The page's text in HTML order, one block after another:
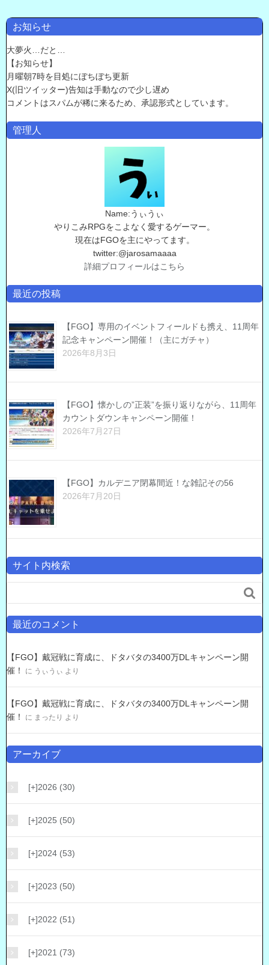
お知らせ
大夢火…だと…
【お知らせ】
月曜朝7時を目処にぼちぼち更新
X(旧ツイッター)告知は手動なので少し遅め
コメントはスパムが稀に来るため、承認形式としています。
管理人
Name:うぃうぃ
やりこみRPGをこよなく愛するゲーマー。
現在はFGOを主にやってます。
twitter:@jarosamaaaa
詳細プロフィールはこちら
最近の投稿
【FGO】専用のイベントフィールドも携え、11周年
記念キャンペーン開催！（主にガチャ）
2026年8月3日
【FGO】懐かしの”正装”を振り返りながら、11周年
カウントダウンキャンペーン開催！
2026年7月27日
【FGO】カルデニア閉幕間近！な雑記その56
2026年7月20日
サイト内検索

最近のコメント
【FGO】戴冠戦に育成に、ドタバタの3400万DLキャンペーン開
催！
に うぃうぃ より
【FGO】戴冠戦に育成に、ドタバタの3400万DLキャンペーン開
催！
に まったり より
アーカイブ
[+]2026 (30)
[+]2025 (50)
[+]2024 (53)
[+]2023 (50)
[+]2022 (51)
[+]2021 (73)